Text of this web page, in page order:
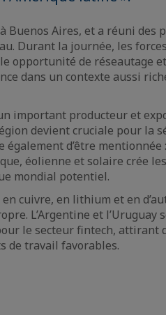
Buenos Aires, et a réuni
Durant la journée, les
opportunité de réseautage
dans un contexte aussi
important producteur et
devient cruciale pour la
d’être mentionnée
éolienne et solaire crée
mondial potentiel.
cuivre, en lithium et en
L’Argentine et l’Uruguay
le secteur fintech, attirant
de travail favorables.